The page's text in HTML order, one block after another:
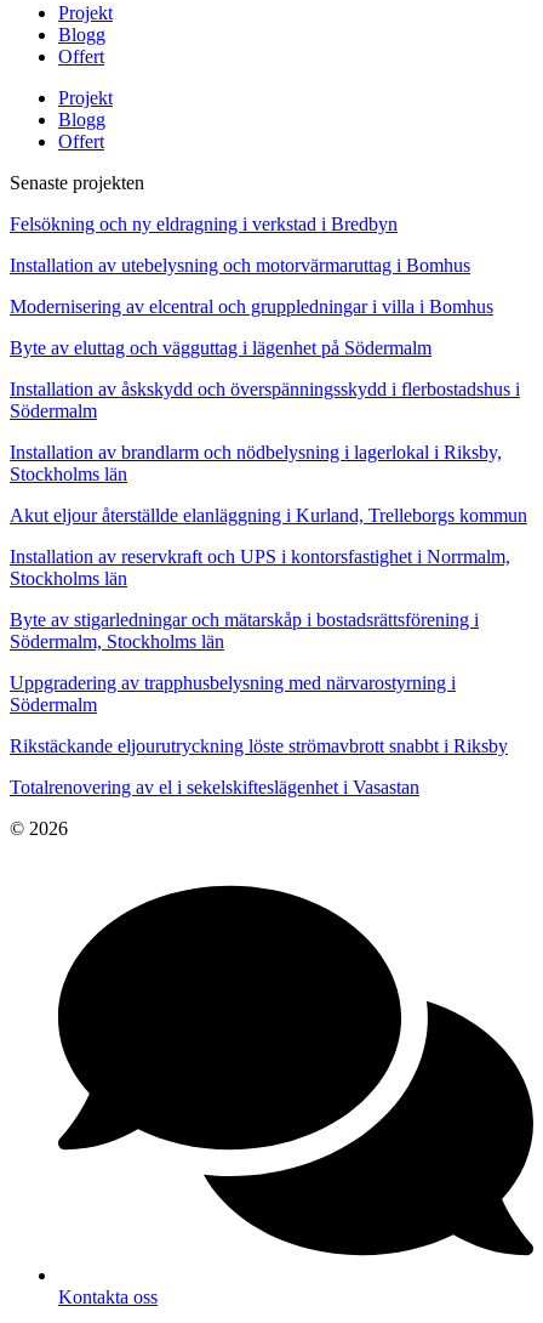
Projekt
Blogg
Offert
Projekt
Blogg
Offert
Senaste projekten
Felsökning och ny eldragning i verkstad i Bredbyn
Installation av utebelysning och motorvärmaruttag i Bomhus
Modernisering av elcentral och gruppledningar i villa i Bomhus
Byte av eluttag och vägguttag i lägenhet på Södermalm
Installation av åskskydd och överspänningsskydd i flerbostadshus i
Södermalm
Installation av brandlarm och nödbelysning i lagerlokal i Riksby,
Stockholms län
Akut eljour återställde elanläggning i Kurland, Trelleborgs kommun
Installation av reservkraft och UPS i kontorsfastighet i Norrmalm,
Stockholms län
Byte av stigarledningar och mätarskåp i bostadsrättsförening i
Södermalm, Stockholms län
Uppgradering av trapphusbelysning med närvarostyrning i
Södermalm
Rikstäckande eljourutryckning löste strömavbrott snabbt i Riksby
Totalrenovering av el i sekelskifteslägenhet i Vasastan
© 2026
Kontakta oss